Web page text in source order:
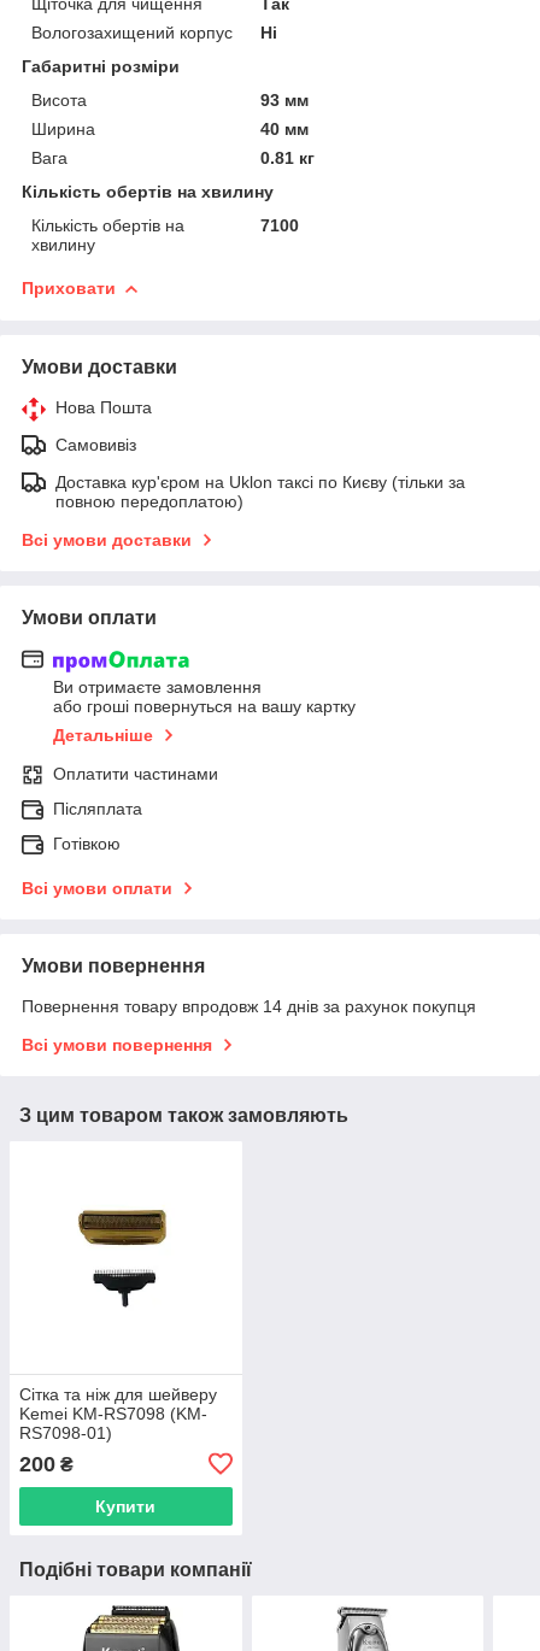
Вологозахищений корпус
Ні
Габаритні розміри
Висота
93 мм
Ширина
40 мм
Вага
0.81 кг
Кількість обертів на хвилину
Кількість обертів на
хвилину
7100
Приховати
Умови доставки
Нова Пошта
Самовивіз
Доставка кур'єром на Uklon таксі по Києву (тільки за
повною передоплатою)
Всі умови доставки
Умови оплати
Ви отримаєте замовлення
або гроші повернуться на вашу картку
Детальніше
Оплатити частинами
Післяплата
Готівкою
Всі умови оплати
Умови повернення
Повернення товару впродовж 14 днів за рахунок покупця
Всі умови повернення
З цим товаром також замовляють
Сітка та ніж для шейверу
Kemei KM-RS7098 (KM-
RS7098-01)
200 ₴
Купити
Подібні товари компанії